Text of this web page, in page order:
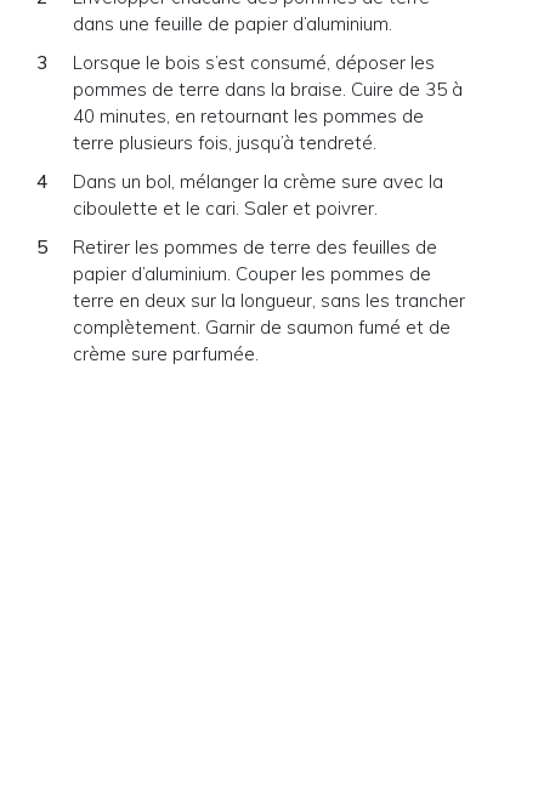
dans une feuille de papier d’aluminium.
Lorsque le bois s’est consumé, déposer les
pommes de terre dans la braise. Cuire de 35 à
40 minutes, en retournant les pommes de
terre plusieurs fois, jusqu’à tendreté.
Dans un bol, mélanger la crème sure avec la
ciboulette et le cari. Saler et poivrer.
Retirer les pommes de terre des feuilles de
papier d’aluminium. Couper les pommes de
terre en deux sur la longueur, sans les trancher
complètement. Garnir de saumon fumé et de
crème sure parfumée.